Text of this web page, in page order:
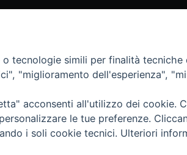
Abbonamenti
tecnologie simili per finalità
"miglioramento dell'esperienza",
acconsenti all'utilizzo dei cookie.
le tue preferenze.
i soli cookie tecnici. Ulteriori